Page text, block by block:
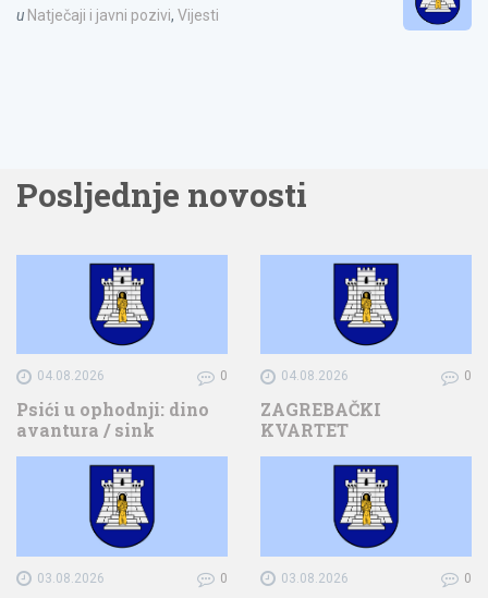
u Natječaji i javni pozivi, Vijesti
Posljednje novosti
04.08.2026 0
Psići u ophodnji: dino
avantura / sink
04.08.2026 0
ZAGREBAČKI
KVARTET
03.08.2026 0 03.08.2026 0